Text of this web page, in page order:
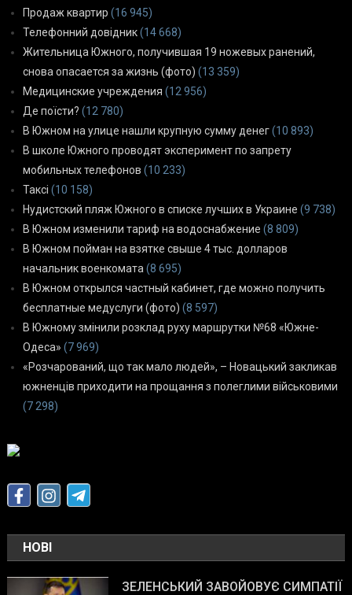
Продаж квартир (16 945)
Телефонний довідник(14 668)
Жительница Южного, получившая 19 ножевых ранений,
снова опасается за жизнь (фото) (13 359)
Медицинские учреждения (12 956)
Де поїсти? (12 780)
В Южном на улице нашли крупную сумму денег(10 893)
В школе Южного проводят эксперимент по запрету
мобильных телефонов (10 233)
Таксі (10 158)
Нудистский пляж Южного в списке лучших в Украине (9 738)
В Южном изменили тариф на водоснабжение (8 809)
В Южном пойман на взятке свыше 4 тыс. долларов
начальник военкомата (8 695)
В Южном открылся частный кабинет, где можно получить
бесплатные медуслуги (фото) (8 597)
В Южному змінили розклад руху маршрутки №68 «Южне-
Одеса» (7 969)
«Розчарований, що так мало людей», – Новацький закликав
южненців приходити на прощання з полеглими військовими
(7 298)
НОВІ
ЗЕЛЕНСЬКИЙ ЗАВОЙОВУЄ СИМПАТІЇ